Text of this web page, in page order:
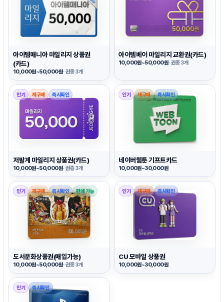
아이템매니아 마일리지 상품권
(카드)
10,000원~50,000원· 권종 3개
아이템베이 마일리지 교환권(카드)
10,000원~50,000원· 권종 3개
인기 재구매 즉시확인
저팔계 마일리지 상품권(카드)
10,000원~50,000원· 권종 3개
인기 재구매 즉시확인
네이버웹툰 기프트카드
10,000원~30,000원
인기 재구매 즉시확인 판매 가능
도서문화상품권(매입가능)
10,000원~50,000원· 권종 3개
인기 재구매 즉시확인
CU 모바일 상품권
10,000원~30,000원
인기 즉시확인